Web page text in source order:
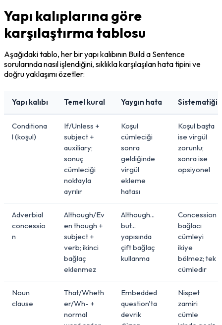
Yapı kalıplarına göre
karşılaştırma tablosu
Aşağıdaki tablo, her bir yapı kalıbının Build a Sentence
sorularında nasıl işlendiğini, sıklıkla karşılaşılan hata tipini ve
doğru yaklaşımı özetler:
Yapı kalıbı Temel kural Yaygın hata Sistematiği
Conditiona
l (koşul)
If/Unless +
subject +
auxiliary;
sonuç
cümleciği
noktayla
ayrılır
Koşul
cümleciği
sonra
geldiğinde
virgül
ekleme
hatası
Koşul başta
ise virgül
zorunlu;
sonra ise
opsiyonel
Adverbial
concessio
n
Although/Ev
en though +
subject +
verb; ikinci
bağlaç
eklenmez
Although...
but...
yapısında
çift bağlaç
kullanma
Concession
bağlacı
cümleyi
ikiye
bölmez; tek
cümledir
Noun
clause
That/Wheth
er/Wh- +
normal
Embedded
question'ta
devrik
Nispet
zamiri
cümle